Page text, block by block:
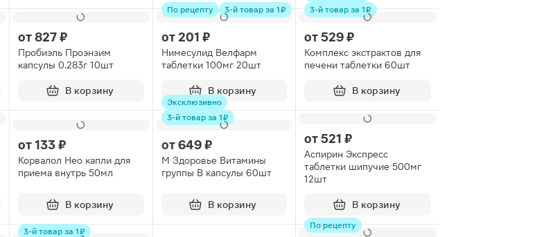
от827 ₽
Пробиэль Проэнзим
капсулы 0.283г 10шт
В корзину
По рецепту 3-й товар за 1 ₽
от 201 ₽
Нимесулид Велфарм
таблетки 100мг 20шт
В корзину
3-й товар за 1 ₽
от529 ₽
Комплекс экстрактов для
печени таблетки 60шт
В корзину
от133 ₽
Корвалол Нео капли для
приема внутрь 50мл
В корзину
Эксклюзивно
3-й товар за 1 ₽
от649 ₽
М Здоровье Витамины
группы В капсулы 60шт
В корзину
от521 ₽
Аспирин Экспресс
таблетки шипучие 500мг
12шт
В корзину
3-й товар за 1 ₽
По рецепту